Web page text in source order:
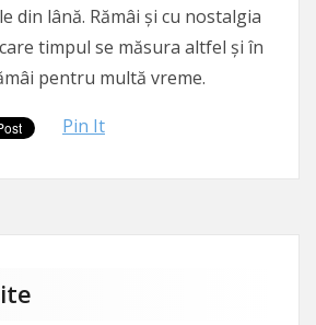
din lână. Rămâi și cu nostalgia
timpul se măsura altfel și în
pentru multă vreme.
Pin It